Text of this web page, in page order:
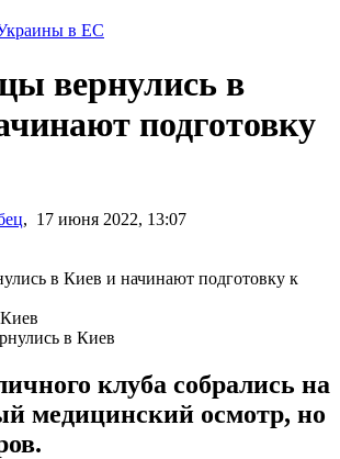
в ЕС
вернулись в
подготовку
, 17 июня 2022, 13:07
в Киев
клуба собрались на
медицинский осмотр, но